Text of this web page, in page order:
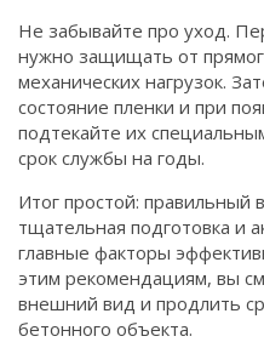
Не забывайте про уход.
нужно защищать от
механических нагрузок.
состояние пленки и при
подтекайте их
срок службы на годы.
Итог простой: правильный
тщательная подготовка и
главные факторы
этим рекомендациям, вы
внешний вид и продлить
бетонного объекта.